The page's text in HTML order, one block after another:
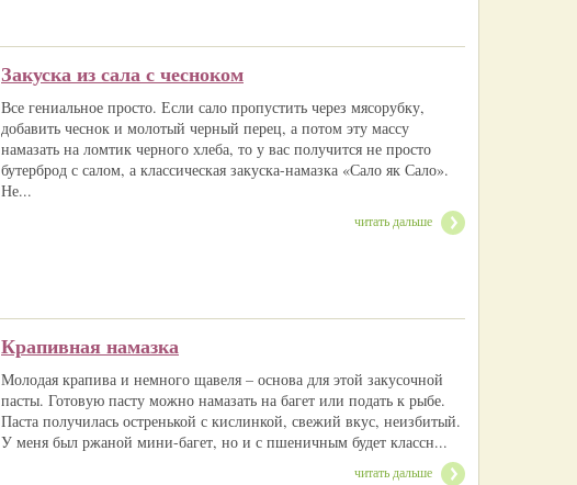
Закуска из сала с чесноком
Все гениальное просто. Если сало пропустить через мясорубку,
добавить чеснок и молотый черный перец, а потом эту массу
намазать на ломтик черного хлеба, то у вас получится не просто
бутерброд с салом, а классическая закуска-намазка «Сало як Сало».
Не...
читать дальше
Крапивная намазка
Молодая крапива и немного щавеля – основа для этой закусочной
пасты. Готовую пасту можно намазать на багет или подать к рыбе.
Паста получилась остренькой с кислинкой, свежий вкус, неизбитый.
У меня был ржаной мини-багет, но и с пшеничным будет классн...
читать дальше